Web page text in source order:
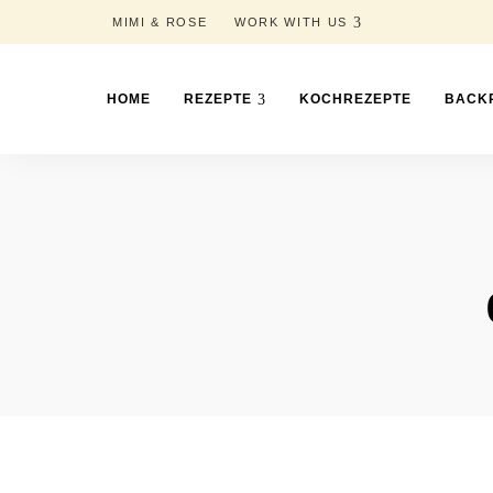
MIMI & ROSE WORK WITH US
HOME REZEPTE KOCHREZEPTE